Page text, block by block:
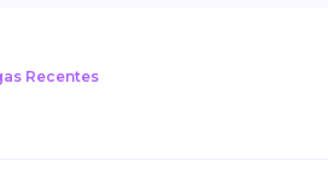
Recentes